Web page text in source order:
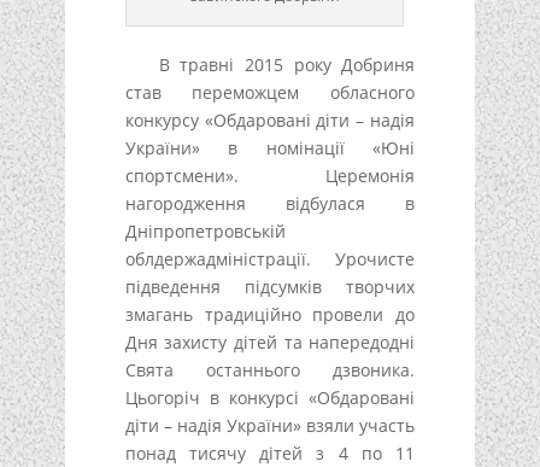
В травні 2015 року Добриня
став переможцем обласного
конкурсу «Обдаровані діти – надія
України» в номінації «Юні
спортсмени». Церемонія
нагородження відбулася в
Дніпропетровській
облдержадміністрації. Урочисте
підведення підсумків творчих
змагань традиційно провели до
Дня захисту дітей та напередодні
Свята останнього дзвоника.
Цьогоріч в конкурсі «Обдаровані
діти – надія України» взяли участь
понад тисячу дітей з 4 по 11